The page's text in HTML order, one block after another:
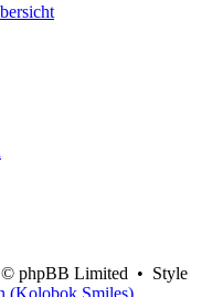
phpBB Limited • Style
(Kolobok Smiles)